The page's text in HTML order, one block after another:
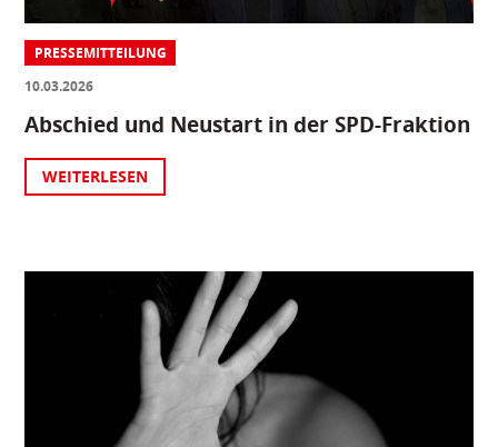
PRESSEMITTEILUNG
10.03.2026
Abschied und Neustart in der SPD-Fraktion
WEITERLESEN